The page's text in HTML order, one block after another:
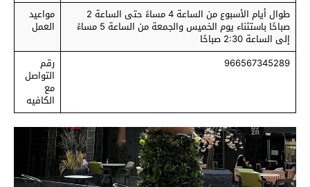
طوال أيام الأسبوع من الساعة 4 مساءً حتى الساعة 2
صباحًا باستثناء يوم الخميس والجمعة من الساعة 5 مساءً
إلى الساعة 2:30 صباحًا
مواعيد
العمل
966567345289 رقم
التواصل
مع
الكافيه